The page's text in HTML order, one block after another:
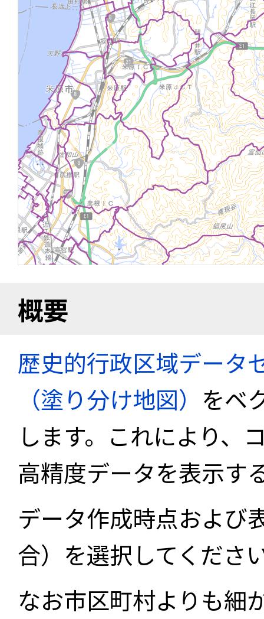
概要
歴史的行政区域データ
（塗り分け地図） をベ
します。これにより、
高精度データを表示す
データ作成時点および
合）を選択してくださ
なお市区町村よりも細